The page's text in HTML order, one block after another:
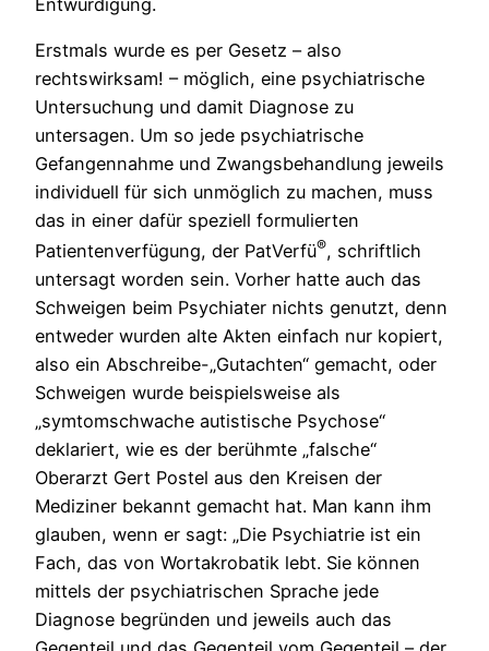
Erstmals wurde es per Gesetz – also
rechtswirksam! – möglich, eine psychiatrische
Untersuchung und damit Diagnose zu
untersagen. Um so jede psychiatrische
Gefangennahme und Zwangsbehandlung jeweils
individuell für sich unmöglich zu machen, muss
das in einer dafür speziell formulierten
Patientenverfügung, der PatVerfü®, schriftlich
untersagt worden sein. Vorher hatte auch das
Schweigen beim Psychiater nichts genutzt, denn
entweder wurden alte Akten einfach nur kopiert,
also ein Abschreibe-„Gutachten“ gemacht, oder
Schweigen wurde beispielsweise als
„symtomschwache autistische Psychose“
deklariert, wie es der berühmte „falsche“
Oberarzt Gert Postel aus den Kreisen der
Mediziner bekannt gemacht hat. Man kann ihm
glauben, wenn er sagt: „Die Psychiatrie ist ein
Fach, das von Wortakrobatik lebt. Sie können
mittels der psychiatrischen Sprache jede
Diagnose begründen und jeweils auch das